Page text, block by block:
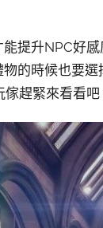
提升NPC好
的時候也要
趕緊來看看吧